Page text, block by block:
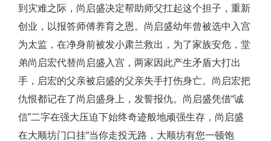
到灾难之际，尚启盛决定帮助师父扛起这个担子，重新
创业，以报答师傅养育之恩。尚启盛幼年曾被选中入宫
为太监，在净身前被发小肃兰救出，为了家族安危，堂
弟尚启宏代替尚启盛入宫，两家因此产生矛盾大打出
手，启宏的父亲被启盛的父亲失手打伤身亡。尚启宏把
仇恨都记在了尚启盛身上，发誓报仇。尚启盛凭借“诚
信”二字在强大压迫下始终奇迹般地顽强生存，尚启盛
在大顺坊门口挂“当你走投无路，大顺坊有您一顿饱